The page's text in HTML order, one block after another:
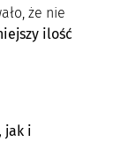
że nie
ilość
jak i